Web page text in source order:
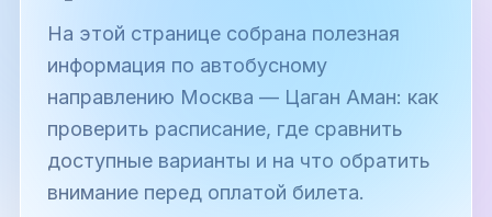
На этой странице собрана полезная
информация по автобусному
направлению Москва — Цаган Аман: как
проверить расписание, где сравнить
доступные варианты и на что обратить
внимание перед оплатой билета.